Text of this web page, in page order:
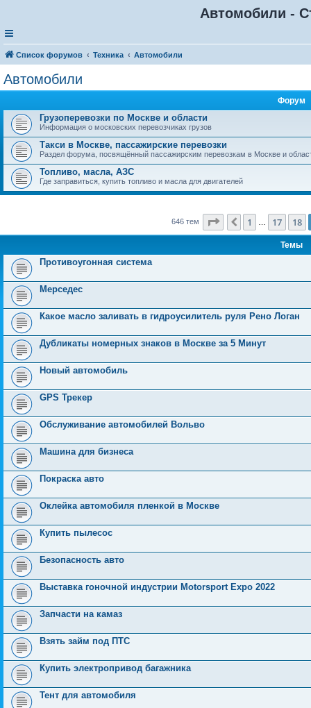
Автомобили -
Список форумов Техника Автомобили
Автомобили
Форум
Грузоперевозки по Москве и области
Информация о московских перевозчиках грузов
Такси в Москве, пассажирские перевозки
Раздел форума, посвящённый пассажирским перевозкам в Москве и
Топливо, масла, АЗС
Где заправиться, купить топливо и масла для двигателей
646 тем Страница 19из 26
Пред.
1 17 18
Темы
Противоугонная система
Мерседес
Какое масло заливать в гидроусилитель руля Рено Логан
Дубликаты номерных знаков в Москве за 5 Минут
Новый автомобиль
GPS Трекер
Обслуживание автомобилей Вольво
Машина для бизнеса
Покраска авто
Оклейка автомобиля пленкой в Москве
Купить пылесос
Безопасность авто
Выставка гоночной индустрии Motorsport Expo 2022
Запчасти на камаз
Взять займ под ПТС
Купить электропривод багажника
Тент для автомобиля